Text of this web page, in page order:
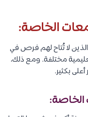
الخاصة:
لا تُتاح لهم فرص في
مختلفة. ومع ذلك،
بكثير.
الخاصة: